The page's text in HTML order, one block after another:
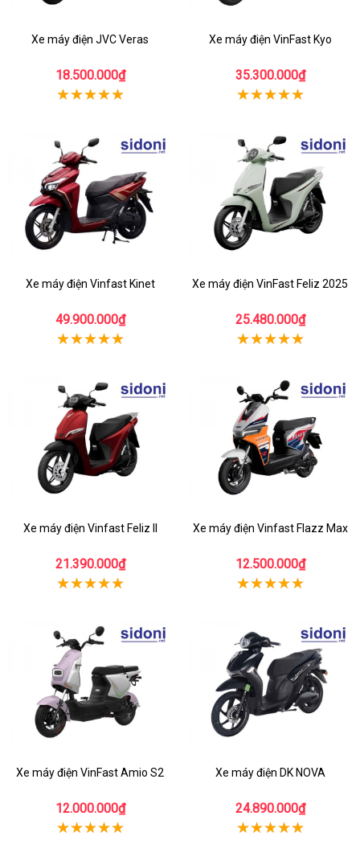
Xe máy điện JVC Veras
18.500.000₫
Xe máy điện VinFast Kyo
35.300.000₫
Xe máy điện Vinfast Kinet
49.900.000₫
Xe máy điện VinFast Feliz 2025
25.480.000₫
Xe máy điện Vinfast Feliz II
21.390.000₫
Xe máy điện Vinfast Flazz Max
12.500.000₫
Xe máy điện VinFast Amio S2
12.000.000₫
Xe máy điện DK NOVA
24.890.000₫